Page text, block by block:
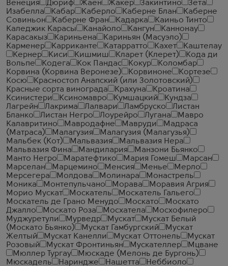
Венеция
Дюриф Жаен Жакер Закинтино
Зета
Изабелла
Кабар Каберло Каберне Блан
Каберне
Совиньон
Каберне Фран Кадарка
Каиньо Тинто
Каледжик Карасы
Канайоло Кангун
Каннонау
Карасакыз
Кариньена
Кариньян (Масуэло)
Карменер
Карриканте Катарратто Кахет
Каштелау
Кернер
Киси Кишмиш Кларет (Клерет)
Кода ди
Вольпе
Кодега Кок Пандас Кокур
Коломбар
Корвина (Корвина Веронезе)
Корвиноне
Кортезе
Косю
Красностоп Анапский (или Золотовский)
Красные сорта винограда
Крахуна
Кроатина
Ксинистери
Ксиномавро Кумшацкий
Кундза
Лагрейн
Лакрима Лалвари Ламбруско
Листан
Бланко
Листан Негро Лоурейро Лугана
Мавро
Калавритино
Мавродафне Мавруди
Мадраса
(Матраса)
Малагузия
Малагузия (Малагузья)
Мальбек (Кот)
Мальвазия
Мальвазия Нера
Мальвазия Фина
Мандилария
Манзони Бьянко
Манто Негро
Маратефтико Мария Гомеш
Марсан
Марселан
Марцемино Менсия Менье
Мерло
Мерсегера
Молдова Молинара
Монастрель
Моника
Монтепульчано Морава
Моравия Агрия
Морио Мускат
Москатель
Москатель Гальего
Москатель де Грано Менудо
Москато
Москато
Джалло
Москато Роза Мосхатела
Мосхофилеро
Муджуретули
Мурведр Мускат
Мускат Белый
(Москато Бьянко)
Мускат Гамбургский
Мускат
Желтый
Мускат Канелли Мускат Оттонель
Мускат
Розовый
Мускат Фронтиньян Мускателлер
Мцване
Мюллер Тургау
Мюскаде (Мелонь де Бургонь)
Мюскадель
Нариндже Нашетта
Неббиоло